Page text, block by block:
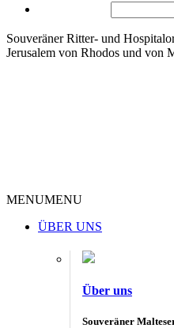
Souveräner Ritter- und
Jerusalem von Rhodos und von
MENUMENU
ÜBER UNS
Über uns
Souveräner